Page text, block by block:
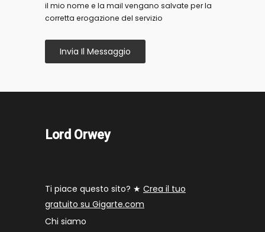
il mio nome e la mail vengano salvate per la
corretta erogazione del servizio
Invia Il Messaggio
Lord Orwey
Ti piace questo sito? ★ Crea il tuo
gratuito su Gigarte.com
Chi siamo